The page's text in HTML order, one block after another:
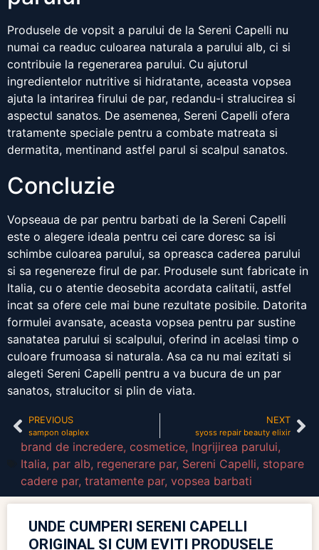
Produsele de vopsit a parului de la Sereni Capelli nu
numai ca readuc culoarea naturala a parului alb, ci si
contribuie la regenerarea parului. Cu ajutorul
ingredientelor nutritive si hidratante, aceasta vopsea
ajuta la intarirea firului de par, redandu-i stralucirea si
aspectul sanatos. De asemenea, Sereni Capelli ofera
tratamente speciale pentru a combate matreata si
dermatita, mentinand astfel parul si scalpul sanatos.
Concluzie
Vopseaua de par pentru barbati de la Sereni Capelli
este o alegere ideala pentru cei care doresc sa isi
schimbe culoarea parului, sa opreasca caderea parului
si sa regenereze firul de par. Produsele sunt fabricate in
Italia, cu o atentie deosebita acordata calitatii, astfel
incat sa ofere cele mai bune rezultate posibile. Datorita
formulei avansate, aceasta vopsea pentru par sustine
sanatatea parului si scalpului, oferind in acelasi timp o
culoare frumoasa si naturala. Asa ca nu mai ezitati si
alegeti Sereni Capelli pentru a va bucura de un par
sanatos, stralucitor si plin de viata.
PREVIOUS
sampon olaplex
NEXT
syoss repair beauty elixir
brand de incredere, cosmetice, Ingrijirea parului,
Italia, par alb, regenerare par, Sereni Capelli, stopare
cadere par, tratamente par, vopsea barbati
UNDE CUMPERI SERENI CAPELLI
ORIGINAL ȘI CUM EVIȚI PRODUSELE